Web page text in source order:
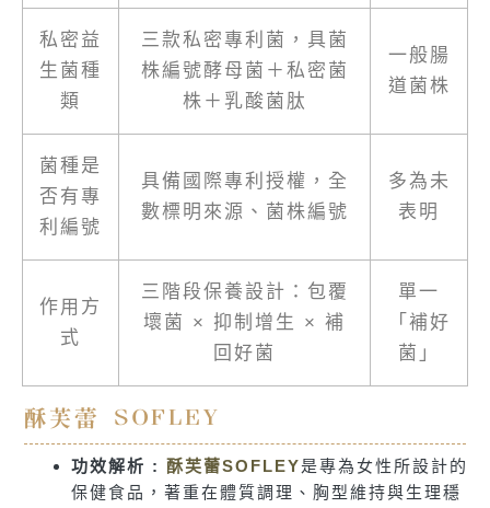
私密益
生菌種
類
三款私密專利菌，具菌
株編號酵母菌＋私密菌
株＋乳酸菌肽
一般腸
道菌株
菌種是
否有專
利編號
具備國際專利授權，全
數標明來源、菌株編號
多為未
表明
作用方
式
三階段保養設計：包覆
壞菌 × 抑制增生 × 補
回好菌
單一
「補好
菌」
酥芙蕾 SOFLEY
功效解析 : 酥芙蕾SOFLEY是專為女性所設計的
保健食品，著重在體質調理、胸型維持與生理穩